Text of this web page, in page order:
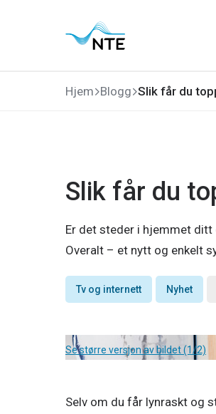
Hjem Blogg Slik får du
Slik får du
Er det steder i hjemmet
Overalt – et nytt og enkelt
Tv og internett Nyhet
Se større versjon av bildet (1/2)
Selv om du får lynraskt og